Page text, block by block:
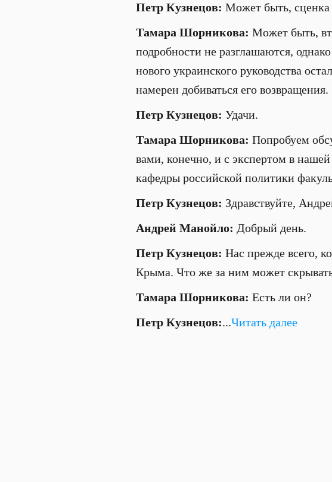
Петр Кузнецов: Может быть, сценка
Тамара Шорникова: Может быть,
подробности не разглашаются,
нового украинского руководства
намерен добиваться его возвращения.
Петр Кузнецов: Удачи.
Тамара Шорникова: Попробуем
вами, конечно, и с экспертом в
кафедры российской политики
Петр Кузнецов: Здравствуйте,
Андрей Манойло: Добрый день.
Петр Кузнецов: Нас прежде всего,
Крыма. Что же за ним может
Тамара Шорникова: Есть ли он?
Петр Кузнецов:...Читать далее